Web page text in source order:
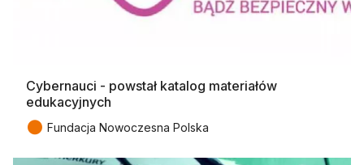
Cybernauci - powstał katalog materiałów
edukacyjnych
● Fundacja Nowoczesna Polska